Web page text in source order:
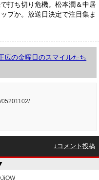
打ち切り危機。松本潤＆中居
プか。放送日決定で注目集ま
広の金曜日のスマイルたち
05201102/
↓コメント投稿